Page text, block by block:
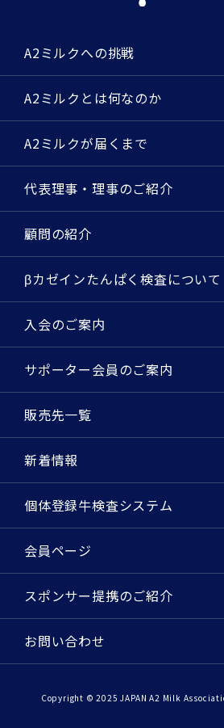
A2ミルクへの挑戦
A2ミルクとは何なのか
A2ミルクが届くまで
代表理事・理事のご紹介
顧問の紹介
βカゼインたんぱく検査について
入会のご案内
サポーター会員のご案内
販売先一覧
新着情報
個体登録牛検査システム
会員ページ
スポンサー提携のご紹介
お問い合わせ
Copyright © 2025 JAPAN A2 Milk